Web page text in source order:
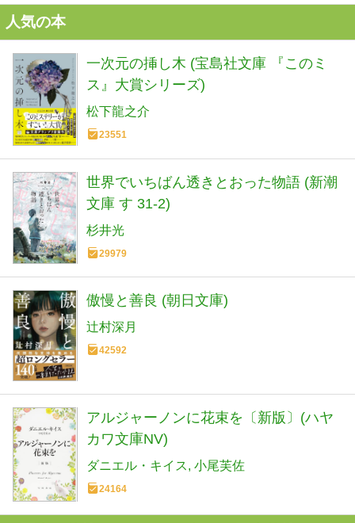
人気の本
一次元の挿し木 (宝島社文庫 『このミ
ス』大賞シリーズ)
松下龍之介
23551
世界でいちばん透きとおった物語 (新潮
文庫 す 31-2)
杉井光
29979
傲慢と善良 (朝日文庫)
辻村深月
42592
アルジャーノンに花束を〔新版〕(ハヤ
カワ文庫NV)
ダニエル・キイス 小尾芙佐
24164